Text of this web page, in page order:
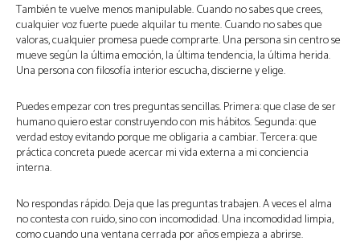
También te vuelve menos manipulable. Cuando no sabes que crees,
cualquier voz fuerte puede alquilar tu mente. Cuando no sabes que
valoras, cualquier promesa puede comprarte. Una persona sin centro se
mueve según la última emoción, la última tendencia, la última herida.
Una persona con filosofía interior escucha, discierne y elige.
Puedes empezar con tres preguntas sencillas. Primera: que clase de ser
humano quiero estar construyendo con mis hábitos. Segunda: que
verdad estoy evitando porque me obligaria a cambiar. Tercera: que
práctica concreta puede acercar mi vida externa a mi conciencia
interna.
No respondas rápido. Deja que las preguntas trabajen. A veces el alma
no contesta con ruido, sino con incomodidad. Una incomodidad limpia,
como cuando una ventana cerrada por años empieza a abrirse.